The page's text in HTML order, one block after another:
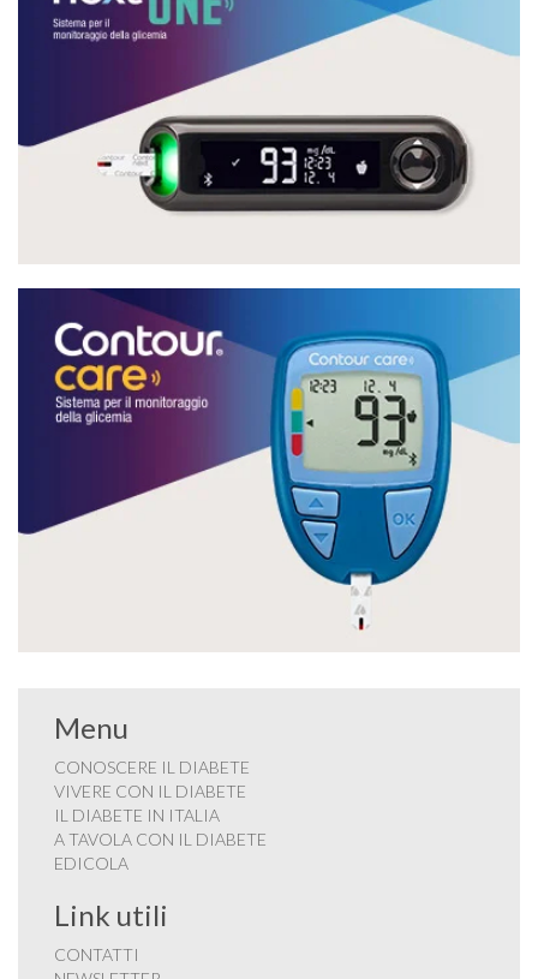
Menu
CONOSCERE IL DIABETE
VIVERE CON IL DIABETE
IL DIABETE IN ITALIA
A TAVOLA CON IL DIABETE
EDICOLA
Link utili
CONTATTI